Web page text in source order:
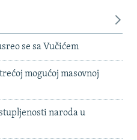
se sa Vučićem
mogućoj masovnoj
naroda u